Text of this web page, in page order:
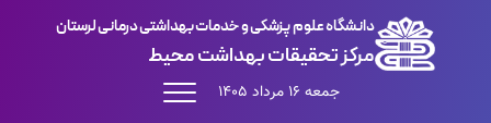
دانشگاه علوم پزشکی و خدمات بهداشتی درمانی لرستان
مرکز تحقیقات بهداشت محیط
جمعه 16 مرداد 1405